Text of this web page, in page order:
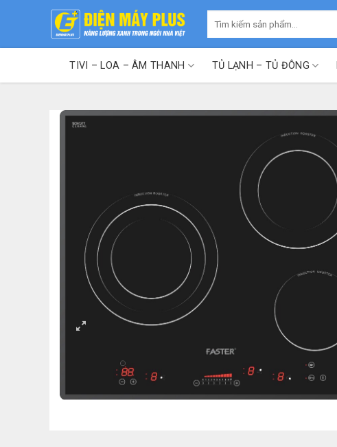
kiếm:
TIVI – LOA – ÂM THANH TỦ LẠNH – TỦ ĐÔNG